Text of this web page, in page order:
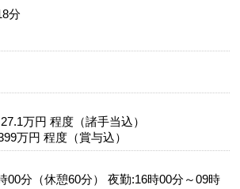
分
万円 程度（諸手当込）
万円 程度（賞与込）
00分（休憩60分） 夜勤:16時00分～09時